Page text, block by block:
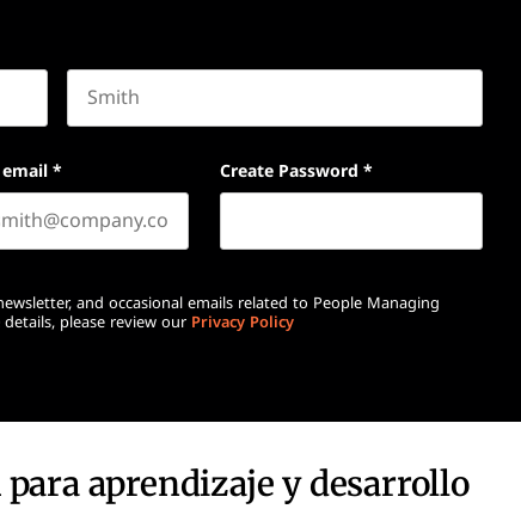
email * Create Password *
and occasional emails related to People Managing
please review our Privacy Policy
aprendizaje y desarrollo